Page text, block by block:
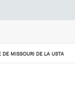
MISSOURI DE LA USTA